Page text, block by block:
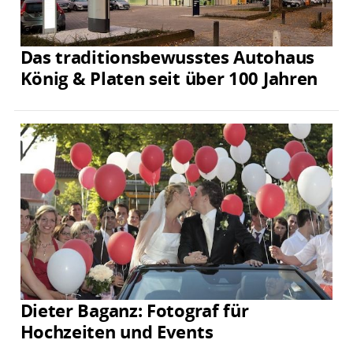
Das traditionsbewusstes Autohaus
König & Platen seit über 100 Jahren
Dieter Baganz: Fotograf für
Hochzeiten und Events